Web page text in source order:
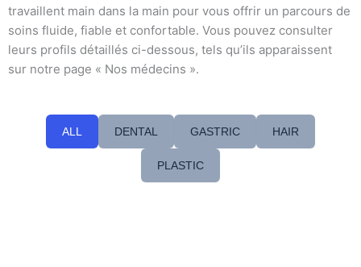
travaillent main dans la main pour vous offrir un parcours de
soins fluide, fiable et confortable. Vous pouvez consulter
leurs profils détaillés ci-dessous, tels qu’ils apparaissent
sur notre page « Nos médecins ».
ALL DENTAL GASTRIC HAIR
PLASTIC